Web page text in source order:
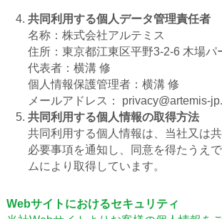
共同利用する個人データ管理責任者
名称：株式会社アルテミス
住所：東京都江東区平野3-2-6 木場パ
代表者：横溝 修
個人情報保護管理者：横溝 修
メールアドレス： privacy@artemis-
共同利用する個人情報の取得方法
共同利用する個人情報は、当社又は
必要事項を通知し、同意を得たうえ
ムにより取得しています。
Webサイトにおけるセキュリティ